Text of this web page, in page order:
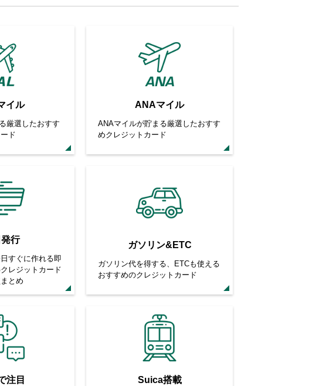
イル
厳選したおすす
ド
ANAマイル
ANAマイルが貯まる厳選したおすす
めクレジットカード
行
すぐに作れる即
レジットカード
とめ
ガソリン&ETC
ガソリン代を得する、ETCも使える
おすすめのクレジットカード
注目 Suica搭載